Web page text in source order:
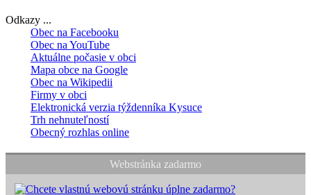
Odkazy ...
Obec na Facebooku
Obec na YouTube
Aktuálne počasie v obci
Mapa obce na Google
Obec na Wikipedii
Firmy v obci
Elektronická verzia týždenníka Kysuce
Trh nehnuteľností
Obecný rozhlas online
Webstránka zadarmo